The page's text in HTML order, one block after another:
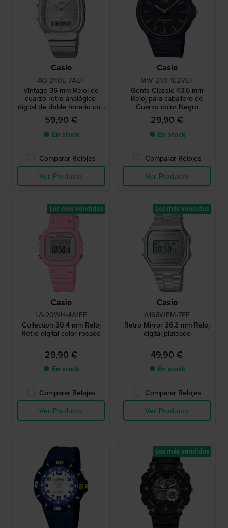
Casio
AQ-240E-7AEF
Vintage 36 mm Reloj de
cuarzo retro analógico-
digital de doble horario con
correa de acero inoxidable
59,90 €
● En stock
Comparar Relojes
Ver Producto
Casio
MW-240-1E2VEF
Gents Classic 43.6 mm
Reloj para caballero de
Cuarzo color Negro
29,90 €
● En stock
Comparar Relojes
Ver Producto
Casio
LA-20WH-4A1EF
Collection 30.4 mm Reloj
Retro digital color rosado
29,90 €
● En stock
Comparar Relojes
Ver Producto
Los más vendidos
Casio
A168WEM-7EF
Retro Mirror 36.3 mm Reloj
digital plateado
49,90 €
● En stock
Comparar Relojes
Ver Producto
Los más vendidos
Los más vendidos